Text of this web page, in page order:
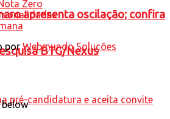
apresenta oscilação; confira
BTG/Nexus
Zero
porWebmundo Soluções